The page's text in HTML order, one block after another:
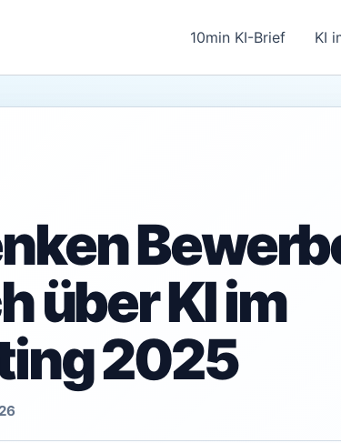
10min KI-Brief KI
über KI im
2025